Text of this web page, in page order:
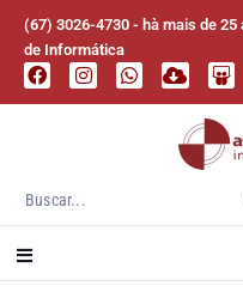
(67) 3026-4730 - hà mais de
de Informática